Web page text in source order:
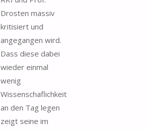
Drosten massiv
kritisiert und
angegangen wird.
Dass diese dabei
wieder einmal
wenig
Wissenschaflichkeit
an den Tag legen
zeigt seine im